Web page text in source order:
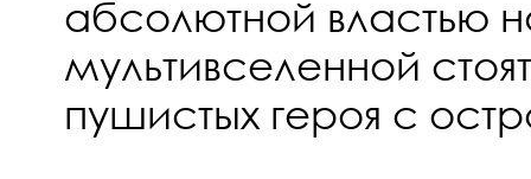
абсолютной властью
мультивселенной
пушистых героя с